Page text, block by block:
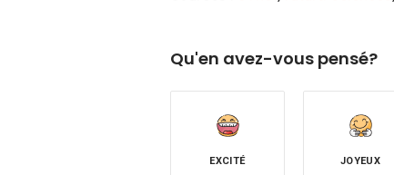
Qu'en avez-vous pensé?
EXCITÉ JOYEUX